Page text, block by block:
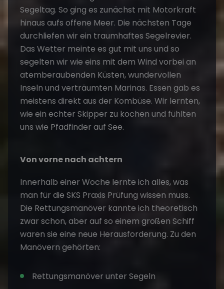
Segeltag. So ging es zunächst mit Motorkraft
hinaus aufs offene Meer. Die nächsten Tage
durchliefen wir ein traumhaftes Segelrevier.
Das Wetter meinte es gut mit uns und so
segelten wir wie eins mit dem Wind vorbei an
atemberaubenden Küsten, wundervollen
Inseln und verträumten Marinas. Essen gab es
meistens direkt aus der Kombüse. Wir lernten,
wie ein echter Skipper zu kochen und fühlten
uns wie Pfadfinder auf See.
Von vorne nach achtern
Innerhalb einer Woche lernte ich alles, was
man für die SKS Praxis Prüfung wissen muss.
Die Rettungsmanöver kannte ich theoretisch
zwar schon, aber auf so einem großen Schiff
waren sie eine neue Herausforderung. Zu den
Manövern gehörten:
Rettungsmanöver unter Segeln